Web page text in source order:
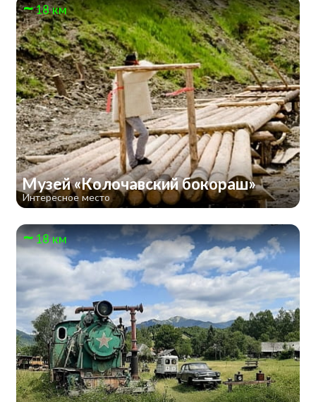
18 км
Музей «Колочавский бокораш»
Интересное место
18 км